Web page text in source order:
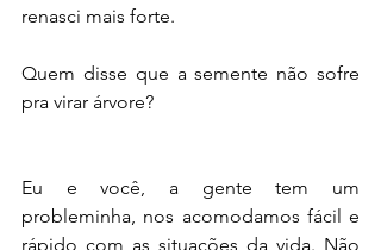
renasci mais forte.
Quem disse que a semente não sofre
pra virar árvore?
Eu e você, a gente tem um
probleminha, nos acomodamos fácil e
rápido com as situações da vida. Não